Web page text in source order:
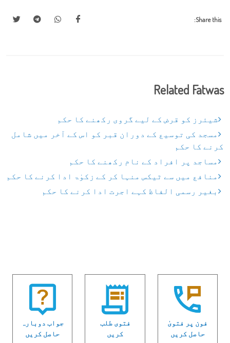
Share this:
Related Fatwas
شیئرز کو قرض کے لیے گروی رکھنے کا حکم
مسجد کی توسیع کے دوران قبر کو اس کے آخر میں شامل
کرنے کا حکم
مساجد پر افراد کے نام رکھنے کا حکم
منافع میں سے ٹیکس منہا کر کے زکوٰۃ ادا کرنے کا حکم
بغیر رسمی الفاظ کہے اجرت ادا کرنے کا حکم
فون پر فتویٰ
حاصل کریں
فتوی طلب
کریں
جواب دوبارہ
حاصل کریں